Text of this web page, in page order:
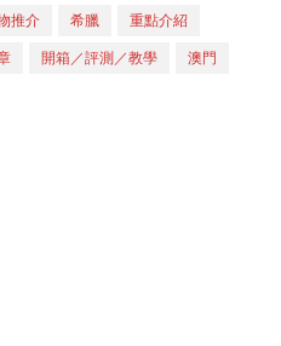
推介 希臘
重點介紹
開箱／評測／教學
澳門